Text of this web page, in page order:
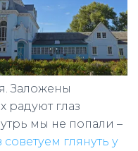
Заложены
радуют глаз
мы не попали –
глянуть у